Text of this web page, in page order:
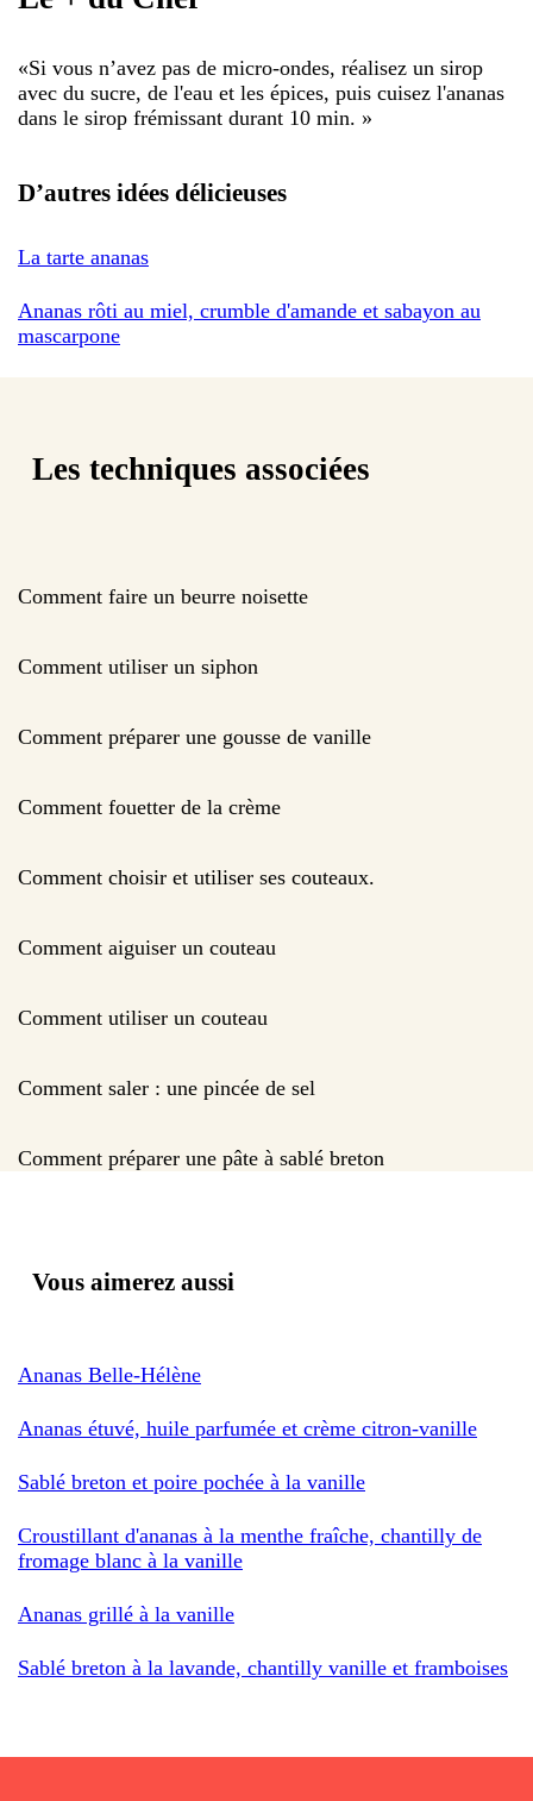
«Si vous n’avez pas de micro-ondes, réalisez un sirop
avec du sucre, de l'eau et les épices, puis cuisez l'ananas
dans le sirop frémissant durant 10 min. »
D’autres idées délicieuses
La tarte ananas
Ananas rôti au miel, crumble d'amande et sabayon au
mascarpone
Les techniques associées
Comment faire un beurre noisette
Comment utiliser un siphon
Comment préparer une gousse de vanille
Comment fouetter de la crème
Comment choisir et utiliser ses couteaux.
Comment aiguiser un couteau
Comment utiliser un couteau
Comment saler : une pincée de sel
Comment préparer une pâte à sablé breton
Vous aimerez aussi
Ananas Belle-Hélène
Ananas étuvé, huile parfumée et crème citron-vanille
Sablé breton et poire pochée à la vanille
Croustillant d'ananas à la menthe fraîche, chantilly de
fromage blanc à la vanille
Ananas grillé à la vanille
Sablé breton à la lavande, chantilly vanille et framboises